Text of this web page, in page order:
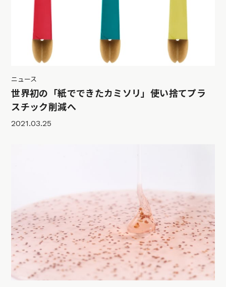
ニュース
世界初の「紙でできたカミソリ」使い捨てプラ
スチック削減へ
2021.03.25